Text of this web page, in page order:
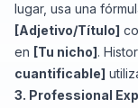
lugar, usa una
[Adjetivo/Título]
en [Tu nicho].
cuantificable]
3. Professional